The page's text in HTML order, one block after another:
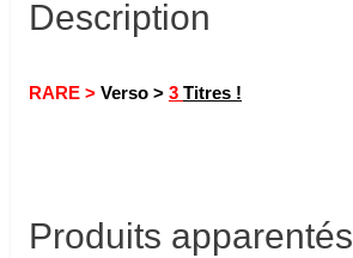
Titres
Description
RARE > Verso > 3 Titres !
Produits apparentés